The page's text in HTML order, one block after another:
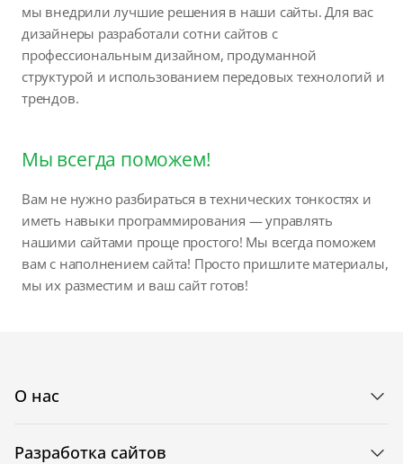
мы внедрили лучшие решения в наши сайты. Для вас
дизайнеры разработали сотни сайтов с
профессиональным дизайном, продуманной
структурой и использованием передовых технологий и
трендов.
Мы всегда поможем!
Вам не нужно разбираться в технических тонкостях и
иметь навыки программирования — управлять
нашими сайтами проще простого! Мы всегда поможем
вам с наполнением сайта! Просто пришлите материалы,
мы их разместим и ваш сайт готов!
О нас
Разработка сайтов